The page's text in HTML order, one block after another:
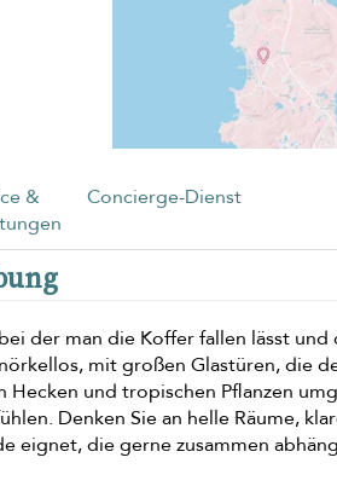
&
Concierge-Dienst
der man die Koffer fallen lässt
mit großen Glastüren, die
Hecken und tropischen Pflanzen
Denken Sie an helle Räume,
eignet, die gerne zusammen